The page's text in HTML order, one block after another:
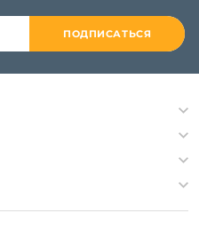
ПОДПИСАТЬСЯ